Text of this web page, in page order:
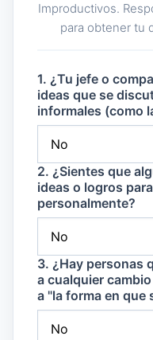
Improductivos.
para obtener tu
1. ¿Tu jefe o
ideas que se
informales (como
2. ¿Sientes que
ideas o logros
personalmente?
3. ¿Hay personas
a cualquier
a "la forma en que